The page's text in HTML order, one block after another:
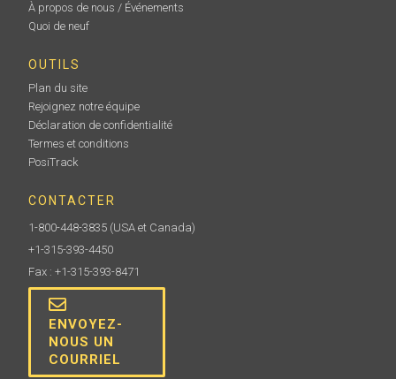
À propos de nous / Événements
Quoi de neuf
OUTILS
Plan du site
Rejoignez notre équipe
Déclaration de confidentialité
Termes et conditions
PosiTrack
CONTACTER
1-800-448-3835 (USA et Canada)
+1-315-393-4450
Fax : +1-315-393-8471
ENVOYEZ-
NOUS UN
COURRIEL